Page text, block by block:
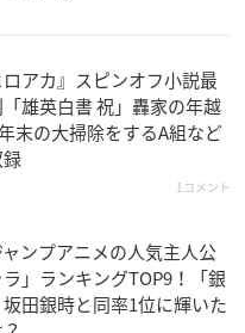
ロアカ』スピンオフ小説最
雄英白書 祝」轟家の年越
末の大掃除をするA組など
1コメント
ャンプアニメの人気主人公
」ランキングTOP9！「銀
田銀時と同率1位に輝いた